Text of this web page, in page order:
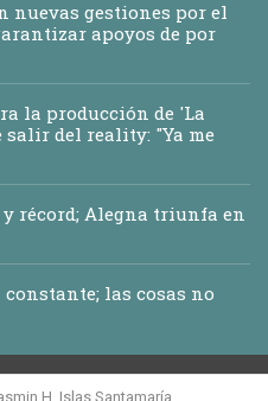
gestiones por el
apoyos de por
la producción de 'La
salir del reality: "Ya me
y récord; Alegna triunfa en
las cosas no
H. Islas Santamaría